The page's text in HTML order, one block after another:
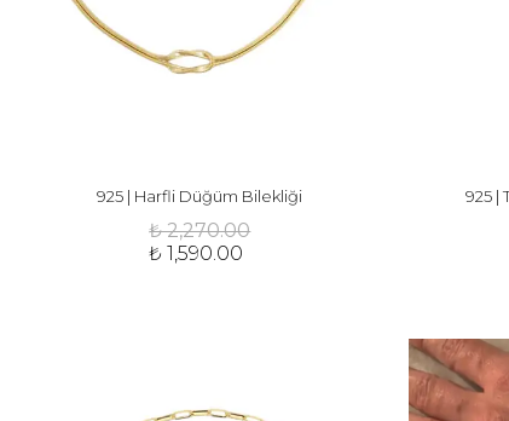
925 | Harfli Düğüm Bilekliği
₺ 2,270.00
₺ 1,590.00
925 |